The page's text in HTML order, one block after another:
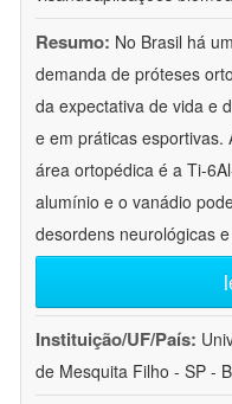
Resumo: No Brasil há
demanda de próteses
da expectativa de vida e
e em práticas esportivas.
área ortopédica é a Ti-
alumínio e o vanádio
desordens neurológicas
Instituição/UF/País:
de Mesquita Filho - SP -